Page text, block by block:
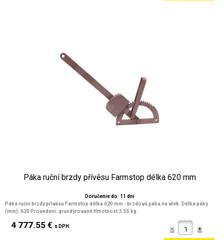
Páka ruční brzdy přívěsu Farmstop délka 620 mm
Doručenie do: 11 dní
Páka ruční brzdy přívěsu Farmstop délka 620 mm - brzdová páka na vlek. Délka páky
(mm): 620 Provedení: grundýrované Hmotnost:3.55 kg
4 777.55 € s DPH